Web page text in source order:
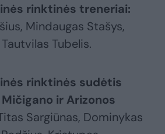
rinktinės treneriai:
Mindaugas Stašys,
Tubelis.
rinktinės sudėtis
ir Arizonos
Sargiūnas, Dominykas